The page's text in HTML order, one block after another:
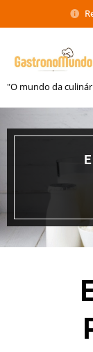
"O mundo da